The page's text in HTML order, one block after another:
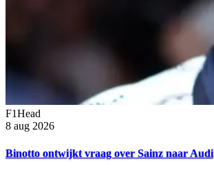
F1Head
8 aug 2026
Binotto ontwijkt vraag over Sainz naar Audi